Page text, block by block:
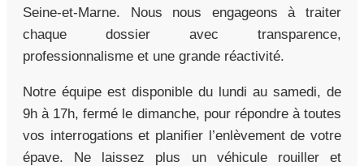
Seine-et-Marne. Nous nous engageons à traiter
chaque dossier avec transparence,
professionnalisme et une grande réactivité.
Notre équipe est disponible du lundi au samedi, de
9h à 17h, fermé le dimanche, pour répondre à toutes
vos interrogations et planifier l’enlèvement de votre
épave. Ne laissez plus un véhicule rouiller et